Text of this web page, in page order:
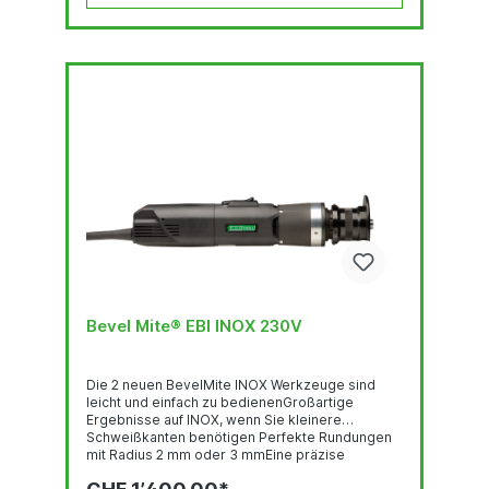
Bevel Mite® EBI INOX 230V
Die 2 neuen BevelMite INOX Werkzeuge sind
leicht und einfach zu bedienenGroßartige
Ergebnisse auf INOX, wenn Sie kleinere
Schweißkanten benötigen Perfekte Rundungen
mit Radius 2 mm oder 3 mmEine präzise